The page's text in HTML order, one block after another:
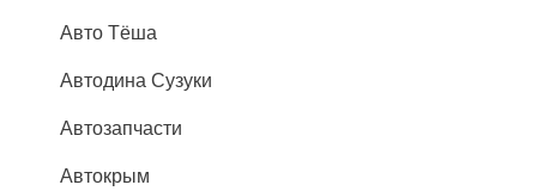
Авто Тёша
Автодина Сузуки
Автозапчасти
Автокрым